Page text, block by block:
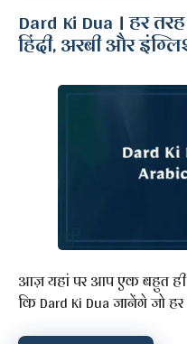
Dard Ki Dua । हर
हिंदी, अरबी और
आज़ यहां पर आप एक बहुत
कि Dard Ki Dua जानेंगे जो